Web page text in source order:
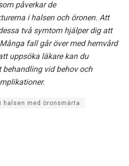
påverkar de
i halsen och öronen. Att
två symtom hjälper dig att
fall går över med hemvård
uppsöka läkare kan du
vid behov och
halsen med öronsmärta